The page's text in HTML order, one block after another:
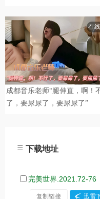
下载地址
完美世界.2021.72-76
复制链接 迅雷